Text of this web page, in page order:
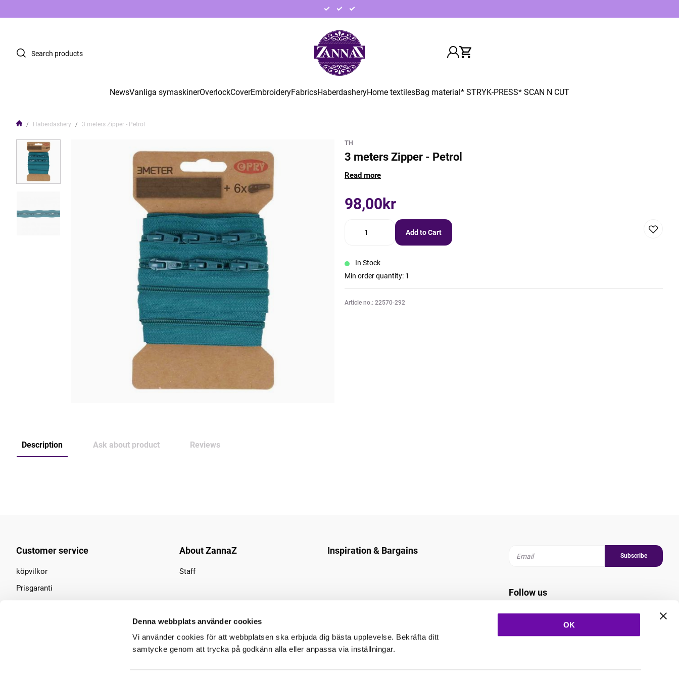
Denna webbplats använder cookies
Vi använder cookies för att webbplatsen ska erbjuda dig bästa upplevelse. Bekräfta ditt
samtycke genom att trycka på godkänn alla eller anpassa via inställningar.
OK
NewsVanliga symaskinerOverlockCoverEmbroideryFabricsHaberdasheryHome textilesBag material* STRYK-PRESS* SCAN N CUT
Haberdashery 3 meters Zipper - Petrol
TH
3 meters Zipper - Petrol
Read more
98,00kr
Add to Cart
In Stock
Min order quantity: 1
Article no.: 22570-292
Description Ask about product Reviews
Customer service
köpvilkor
Prisgaranti
About ZannaZ
Staff
Inspiration & Bargains
Subscribe
Follow us